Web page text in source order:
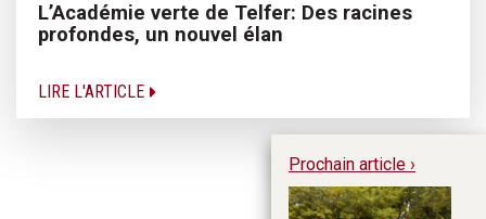
L’Académie verte de Telfer: Des racines
profondes, un nouvel élan
LIRE L'ARTICLE
Prochain article ›